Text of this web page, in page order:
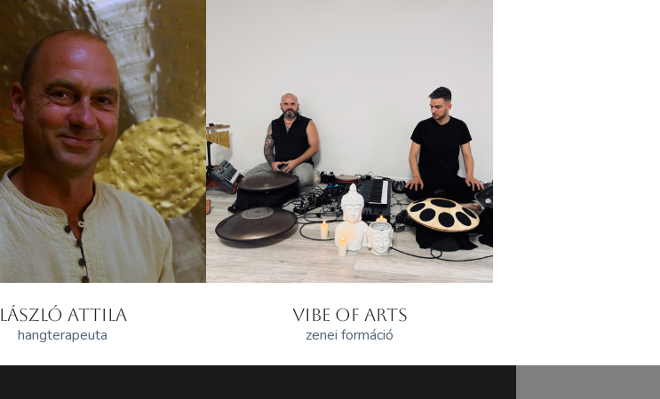
LÁSZLÓ ATTILA
hangterapeuta
VIBE OF ARTS
zenei formáció